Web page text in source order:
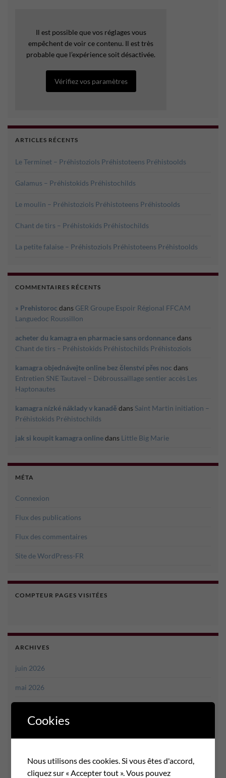
Il est possible que vos réglages vous
empêchent de voir ce contenu. Il est très
probable que l’expérience soit désactivée.
Vérifiez vos paramètres
ARTICLES RÉCENTS
Le Terminet – Préhistoziols Préhistoteens Préhistoolds
Galamus – Préhistokids Préhistochilds
Le moulin – Préhistoziols Préhistoteens Préhistoolds
Chant de tirs – Préhistokids Préhistochilds
La petite falaise – Préhistoziols Préhistoteens Préhistoolds
COMMENTAIRES RÉCENTS
» Prehistoroc dans GER Groupe Espoir Régional FFCAM
Languedoc Roussillon
acheter du kamagra en pharmacie sans ordonnancedans
Chant de tirs – Préhistokids Préhistochilds Préhistoziols
kamagra objednávejte online bez členství přes noc dans
Entretien SNE Tautavel – Débroussaillage sentier accès Les
Haptonautes
kamagra nízké náklady v kanadě dans Saint Martin initiation –
Préhistokids Préhistochilds
jak si koupit kamagra onlinedans Little Big Marie
MÉTA
Connexion
Flux des publications
Flux des commentaires
Site de WordPress-FR
COMPTEUR PAGES VISITÉES
ARCHIVES
juin 2026
mai 2026
mars 2026
janvier 2026
Cookies
Nous utilisons des cookies. Si vous êtes d'accord,
cliquez sur « Accepter tout ». Vous pouvez